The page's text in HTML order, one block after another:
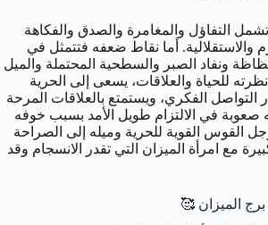
التفاؤل والمغامرة والصدق والفكاهة
والاستقلالية. أما نقاط ضعفه فتتمثل في
ونفاد الصبر والسطحية المحتملة والميل
للحياة والعلاقات، يسعى إلى الحرية
التواصل الفكري، ويستمتع بالعلاقات المرحة
صعوبة في الالتزام طويل الأمد بسبب خوفه
القوس القوية للحرية وميله إلى الصراحة
مع امرأة الميزان التي تقدر الانسجام وقد
الميزان 🥰